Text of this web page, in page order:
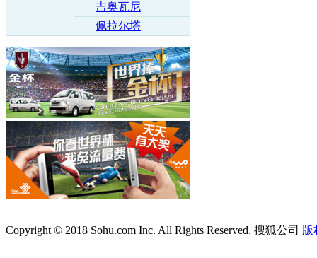
吉奥瓦尼
佩拉尔塔
Copyright © 2018 Sohu.com Inc. All Rights Reserved. 搜狐公司 版